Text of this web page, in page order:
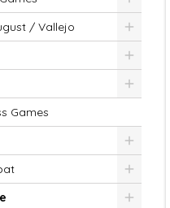
/ Vallejo
Games